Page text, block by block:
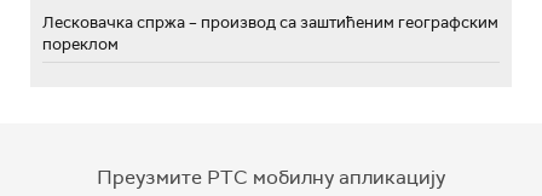
Лесковачка спржа – производ са заштићеним географским
пореклом
Преузмите РТС мобилну апликацију